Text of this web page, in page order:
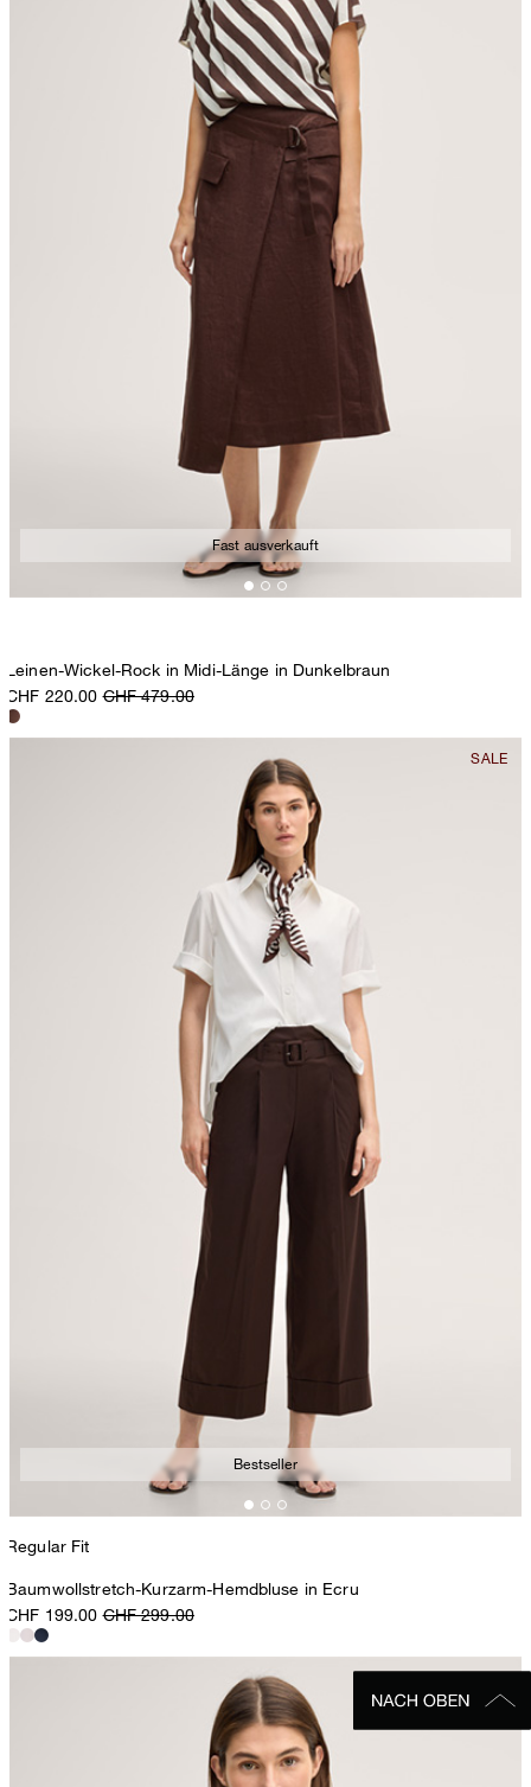
Fast ausverkauft
Leinen-Wickel-Rock in Midi-Länge in Dunkelbraun
CHF 220.00 CHF 479.00
Bestseller
Regular Fit
Baumwollstretch-Kurzarm-Hemdbluse in Ecru
CHF 199.00 CHF 299.00